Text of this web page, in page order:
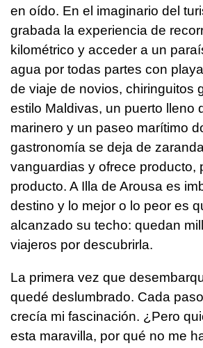
en oído. En el imaginario del
grabada la experiencia de
kilométrico y acceder a un
agua por todas partes con
de viaje de novios, chiringuitos
estilo Maldivas, un puerto lleno
marinero y un paseo marítimo
gastronomía se deja de
vanguardias y ofrece producto,
producto. A Illa de Arousa es
destino y lo mejor o lo peor es
alcanzado su techo: quedan
viajeros por descubrirla.
La primera vez que
quedé deslumbrado. Cada
crecía mi fascinación. ¿Pero
esta maravilla, por qué no me